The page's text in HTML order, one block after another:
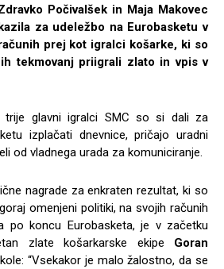
Počivalšek in Maja Makovec
za udeležbo na Eurobasketu v
prej kot igralci košarke, ki so
tekmovanj priigrali zlato in vpis v
trije glavni igralci SMC so si dali za
izplačati dnevnice, pričajo uradni
od vladnega urada za komuniciranje.
nagrade za enkraten rezultat, ki so
omenjeni politiki, na svojih računih
po koncu Eurobasketa, je v začetku
zlate košarkarske ekipe Goran
“Vsekakor je malo žalostno, da se